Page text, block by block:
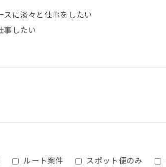
スに淡々と仕事をしたい
事したい
ルート案件 スポット便のみ